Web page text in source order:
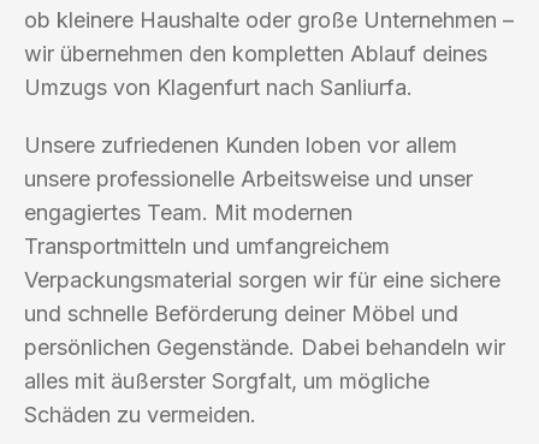
ob kleinere Haushalte oder große Unternehmen –
wir übernehmen den kompletten Ablauf deines
Umzugs von Klagenfurt nach Sanliurfa.
Unsere zufriedenen Kunden loben vor allem
unsere professionelle Arbeitsweise und unser
engagiertes Team. Mit modernen
Transportmitteln und umfangreichem
Verpackungsmaterial sorgen wir für eine sichere
und schnelle Beförderung deiner Möbel und
persönlichen Gegenstände. Dabei behandeln wir
alles mit äußerster Sorgfalt, um mögliche
Schäden zu vermeiden.